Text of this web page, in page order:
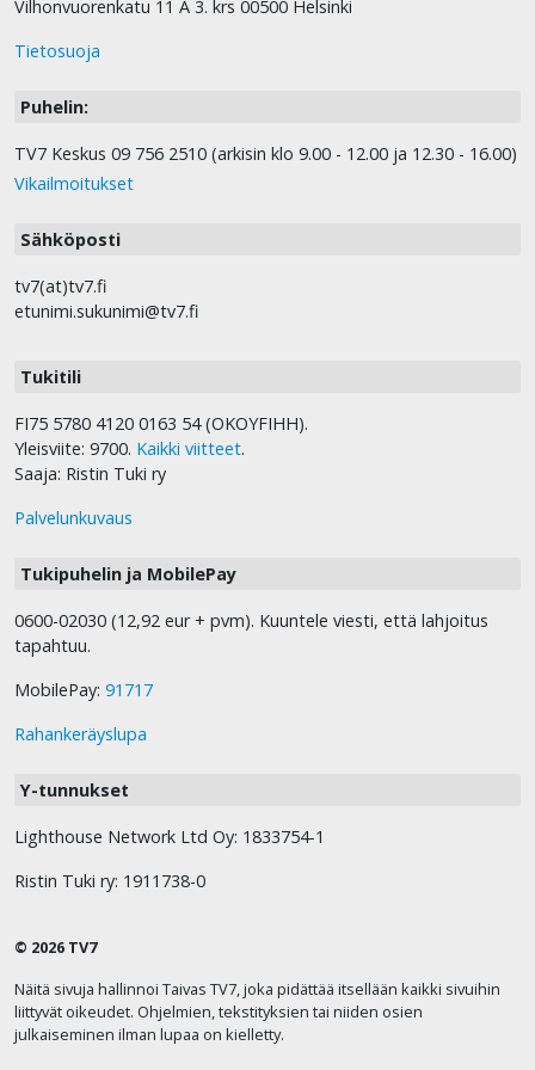
Raamattu on ihmeellinen!
TV7 Israel News
13.15 Uskollisuus Jumalan lahjojen hoitamisessa. Osa
Voimaa Sanasta
13.30 Janika Määttänen
14.00 Wonder, osa 2/6. Läheisyyden kulttuuri
15.00 Matteuksen evankeliumi 2/2
Se löytyi
16.00 Sydänsuruja
Lentävä talo
16.25
Tuhlaajapoika
Superkirja
Viikon raamattulaulu
Nathan Morris - Kaikkien kansojen kaipaus
17.30 Euroopan kaipuu konservatiivisuuteen
Kartalla Risto Huvilan kanssa
Katselkaa Herran tekoja
Voimatekoja Jumalan valtakunnassa
Kuningas saapuu
18.45 Pedon aika
Maailmankuvan muutos
19.30
Vieraana David Herzog
Yliluonnollista
20.00 Vieraana Veikko Flink. Osa 2/3
Isännän pöydässä
Vilhonvuorenkatu 11 A 3. krs 00500 Helsinki
Tietosuoja
Puhelin:
TV7 Keskus 09 756 2510 (arkisin klo 9.00 - 12.00 ja 12.30 - 16.00)
Vikailmoitukset
Sähköposti
tv7(at)tv7.fi
etunimi.sukunimi@tv7.fi
Tukitili
FI75 5780 4120 0163 54 (OKOYFIHH).
Yleisviite: 9700. Kaikki viitteet.
Saaja: Ristin Tuki ry
Palvelunkuvaus
Tukipuhelin ja MobilePay
0600-02030 (12,92 eur + pvm). Kuuntele viesti, että lahjoitus
tapahtuu.
MobilePay: 91717
Rahankeräyslupa
Y-tunnukset
Lighthouse Network Ltd Oy: 1833754-1
Ristin Tuki ry: 1911738-0
© 2026 TV7
Näitä sivuja hallinnoi Taivas TV7, joka pidättää itsellään kaikki sivuihin
liittyvät oikeudet. Ohjelmien, tekstityksien tai niiden osien
julkaiseminen ilman lupaa on kielletty.